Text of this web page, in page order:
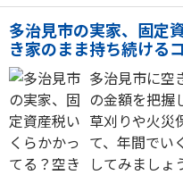
多治見市の実家、固定
き家のまま持ち続ける
多治見市に空
の金額を把握
草刈りや火災
て、年間でい
してみましょ